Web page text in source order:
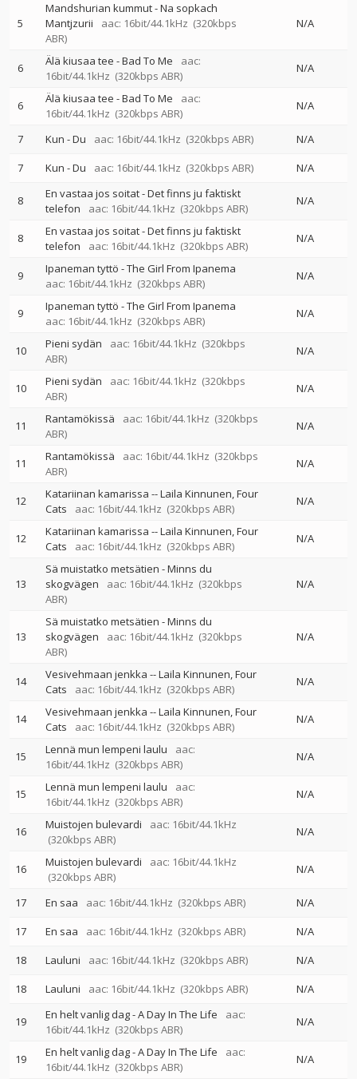
5
Mandshurian kummut - Na sopkach
Mantjzurii
aac: 16bit/44.1kHz (320kbps
ABR)
N/A
6 Älä kiusaa tee - Bad To Me
aac:
16bit/44.1kHz (320kbps ABR)
N/A
6 Älä kiusaa tee - Bad To Me
aac:
16bit/44.1kHz (320kbps ABR)
N/A
7 Kun - Du aac: 16bit/44.1kHz (320kbps ABR)
N/A
7
Kun - Du aac: 16bit/44.1kHz (320kbps ABR) N/A
8
En vastaa jos soitat - Det finns ju faktiskt
telefon
aac: 16bit/44.1kHz (320kbps ABR)
N/A
8
En vastaa jos soitat - Det finns ju faktiskt
telefon
aac: 16bit/44.1kHz (320kbps ABR)
N/A
9
Ipaneman tyttö - The Girl From Ipanema
aac: 16bit/44.1kHz (320kbps ABR)
N/A
9
Ipaneman tyttö - The Girl From Ipanema
aac: 16bit/44.1kHz (320kbps ABR)
N/A
10 Pieni sydän aac: 16bit/44.1kHz (320kbps
ABR)
N/A
10 Pieni sydän aac: 16bit/44.1kHz (320kbps
ABR)
N/A
11 Rantamökissä aac: 16bit/44.1kHz (320kbps
ABR)
N/A
11 Rantamökissä aac: 16bit/44.1kHz (320kbps
ABR)
N/A
12 Katariinan kamarissa --Laila Kinnunen Four
Cats
aac: 16bit/44.1kHz (320kbps ABR)
N/A
12 Katariinan kamarissa --Laila Kinnunen Four
Cats
aac: 16bit/44.1kHz (320kbps ABR)
N/A
13
Sä muistatko metsätien - Minns du
skogvägen
aac: 16bit/44.1kHz (320kbps
ABR)
N/A
13
Sä muistatko metsätien - Minns du
skogvägen
aac: 16bit/44.1kHz (320kbps
ABR)
N/A
14 Vesivehmaan jenkka --Laila Kinnunen Four
Cats
aac: 16bit/44.1kHz (320kbps ABR)
N/A
14 Vesivehmaan jenkka --Laila Kinnunen Four
Cats
aac: 16bit/44.1kHz (320kbps ABR)
N/A
15 Lennä mun lempeni laulu
aac:
16bit/44.1kHz (320kbps ABR)
N/A
15 Lennä mun lempeni laulu
aac:
16bit/44.1kHz (320kbps ABR)
N/A
16 Muistojen bulevardi
aac: 16bit/44.1kHz
(320kbps ABR)
N/A
16 Muistojen bulevardi
aac: 16bit/44.1kHz
(320kbps ABR)
N/A
17 En saa aac: 16bit/44.1kHz (320kbps ABR)
N/A
17
En saa aac: 16bit/44.1kHz (320kbps ABR)
N/A
18
Lauluni aac: 16bit/44.1kHz (320kbps ABR)
N/A
18
Lauluni aac: 16bit/44.1kHz (320kbps ABR) N/A
19 En helt vanlig dag - A Day In The Life
aac:
16bit/44.1kHz (320kbps ABR)
N/A
19 En helt vanlig dag - A Day In The Life
aac:
16bit/44.1kHz (320kbps ABR)
N/A